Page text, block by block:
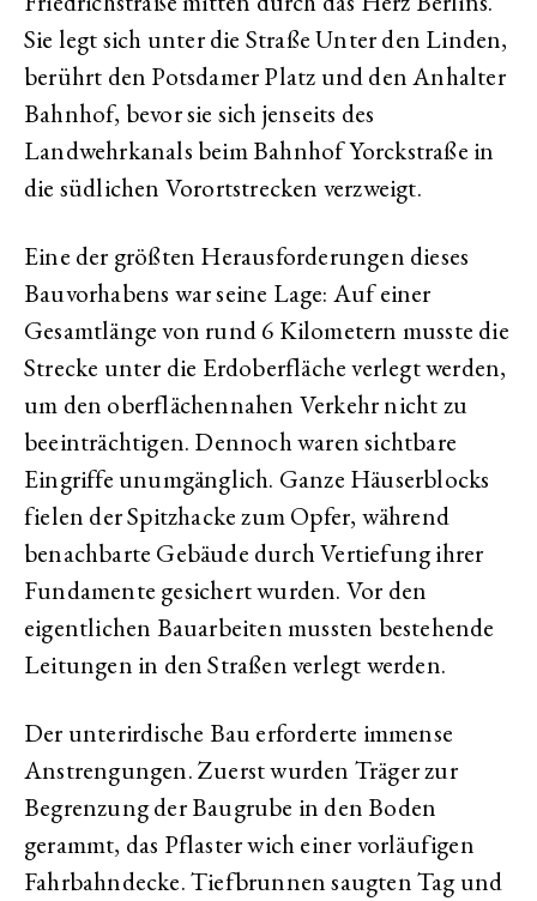
Sie legt sich unter die Straße Unter den Linden,
berührt den Potsdamer Platz und den Anhalter
Bahnhof, bevor sie sich jenseits des
Landwehrkanals beim Bahnhof Yorckstraße in
die südlichen Vorortstrecken verzweigt.
Eine der größten Herausforderungen dieses
Bauvorhabens war seine Lage: Auf einer
Gesamtlänge von rund 6 Kilometern musste die
Strecke unter die Erdoberfläche verlegt werden,
um den oberflächennahen Verkehr nicht zu
beeinträchtigen. Dennoch waren sichtbare
Eingriffe unumgänglich. Ganze Häuserblocks
fielen der Spitzhacke zum Opfer, während
benachbarte Gebäude durch Vertiefung ihrer
Fundamente gesichert wurden. Vor den
eigentlichen Bauarbeiten mussten bestehende
Leitungen in den Straßen verlegt werden.
Der unterirdische Bau erforderte immense
Anstrengungen. Zuerst wurden Träger zur
Begrenzung der Baugrube in den Boden
gerammt, das Pflaster wich einer vorläufigen
Fahrbahndecke. Tiefbrunnen saugten Tag und